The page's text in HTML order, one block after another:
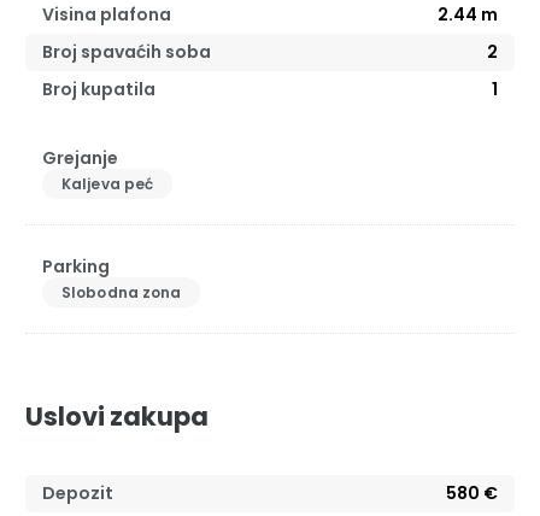
Visina plafona
2.44 m
Broj spavaćih soba
2
Broj kupatila
1
Grejanje
Kaljeva peć
Parking
Slobodna zona
Uslovi zakupa
Depozit
580 €